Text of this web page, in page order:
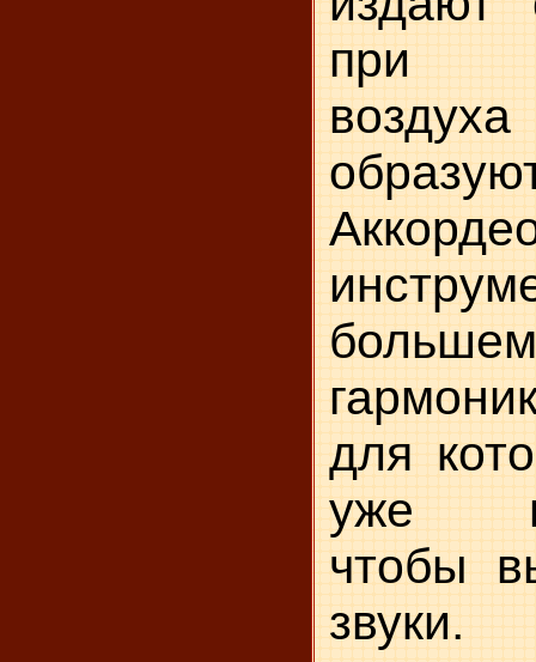
при
для
уже
чтобы
звуки.